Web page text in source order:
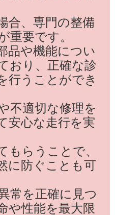
合、専門の整備
重要です。
品や機能につい
おり、正確な診
行うことができ
不適切な修理を
安心な走行を実
もらうことで、
に防ぐことも可
常を正確に見つ
や性能を最大限